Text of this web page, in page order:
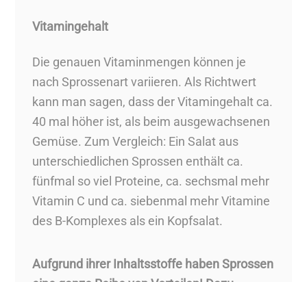
Vitamingehalt
Die genauen Vitaminmengen können je
nach Sprossenart variieren. Als Richtwert
kann man sagen, dass der Vitamingehalt ca.
40 mal höher ist, als beim ausgewachsenen
Gemüse. Zum Vergleich: Ein Salat aus
unterschiedlichen Sprossen enthält ca.
fünfmal so viel Proteine, ca. sechsmal mehr
Vitamin C und ca. siebenmal mehr Vitamine
des B-Komplexes als ein Kopfsalat.
Aufgrund ihrer Inhaltsstoffe haben Sprossen